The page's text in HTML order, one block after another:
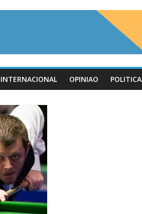
INTERNACIONAL OPINIAO POLITICA